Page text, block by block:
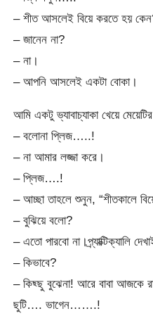
– শীত আসলেই বিয়ে করতে হয়
– জানেন না?
– না।
– আপনি আসলেই একটা বোকা।
আমি একটু ভ্যাবাচ্যাকা খেয়ে
– বলোনা প্লিজ…..!
– না আমার লজ্জা করে।
– প্লিজ….!
– আচ্ছা তাহলে শুনুন, “শীতকালে
– বুঝিয়ে বলো?
– এতো পারবো না।প্র্যাক্টিক্যালি
– কিভাবে?
– কিছ্ছু বুঝেনা! আরে বাবা আজকে
ছুটি…. ভাগেন…….!